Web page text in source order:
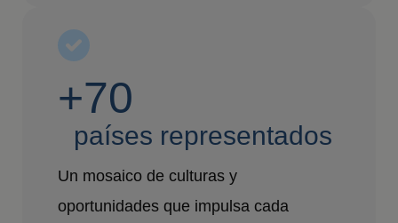
+70
países representados
Un mosaico de culturas y
oportunidades que impulsa cada